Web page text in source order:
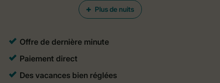
Plus de nuits